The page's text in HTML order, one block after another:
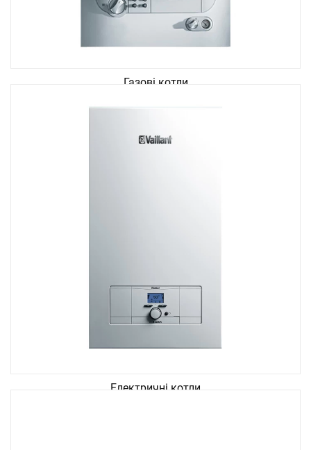
Газові котли
Електричні котли